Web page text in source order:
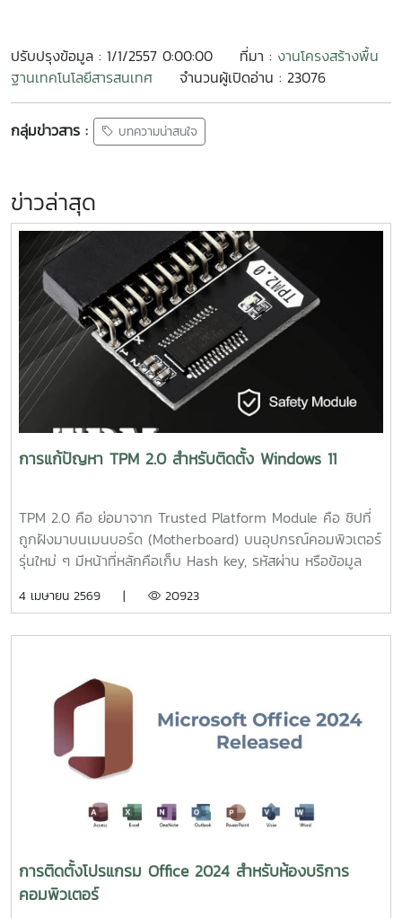
ปรับปรุงข้อมูล : 1/1/2557 0:00:00 ที่มา : งานโครงสร้างพื้น
ฐานเทคโนโลยีสารสนเทศ
จำนวนผู้เปิดอ่าน : 23076
กลุ่มข่าวสาร : บทความน่าสนใจ
ข่าวล่าสุด
การแก้ปัญหา TPM 2.0 สำหรับติดตั้ง Windows 11
TPM 2.0 คือ ย่อมาจาก Trusted Platform Module คือ ชิปที่
ถูกฝังมาบนเมนบอร์ด (Motherboard) บนอุปกรณ์คอมพิวเตอร์
รุ่นใหม่ ๆ มีหน้าที่หลักคือเก็บ Hash key, รหัสผ่าน หรือข้อมูล
ในการตรวจสอบ และยืนยันความน่าเชื่อถือให้กับอุปกรณ์ เพื่อให้
ติดตั้ง:1. กดShift + F10เพื่อเปิด Command Prompt
พิมพ์regeditแล้วกด Enter2. ไป
ที่HKEY_LOCAL_MACHINE\SYSTEM\Setup สร้าง Key ใหม่
ชื่อLabConfig3.ในLabConfigสร้าง DWORD (32-bit) ค่า
ชื่อBypassTPMCheckBypassSecureBootCheckและ
ค่าเป็น 14. ออกจาก Registry Editor กด back กลับไปแล้วกด
Next ใหม่ จะสามารถติดตั้งได้
4 เมษายน 2569 | 20923
การติดตั้งโปรแกรม Office 2024 สำหรับห้องบริการ
คอมพิวเตอร์